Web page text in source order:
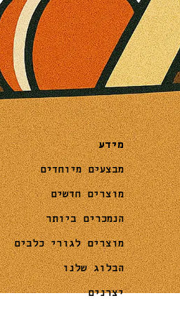
מידע
מבצעים מיוחדים
מוצרים חדשים
הנמכרים ביותר
מוצרים לגורי כלבים
הבלוג שלנו
יצרנים